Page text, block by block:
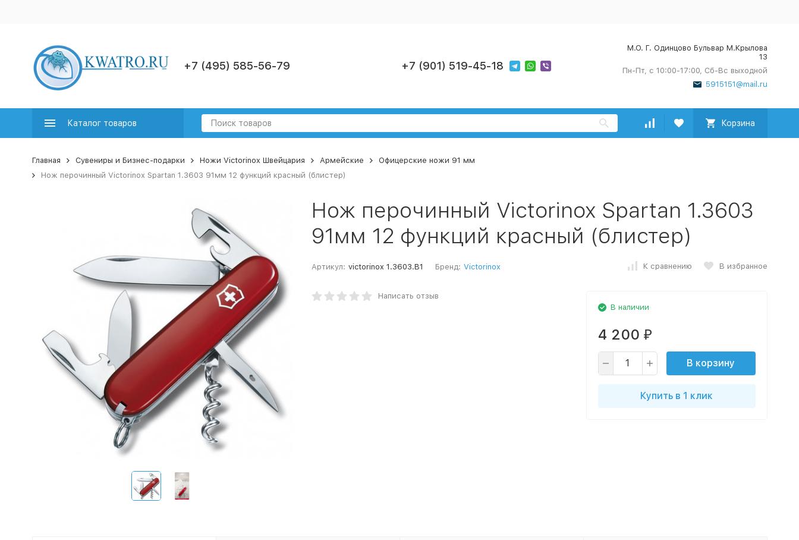
+7 (495) 585-56-79 +7 (901) 519-45-18
М.О. Г. Одинцово Бульвар М.Крылова
13
Пн-Пт, с 10:00-17:00, Сб-Вс выходной
5915151@mail.ru
Каталог товаров Корзина
Главная Сувениры и Бизнес-подарки Ножи Victorinox Швейцария Армейские
Офицерские ножи 91 мм
Нож перочинный Victorinox Spartan 1.3603 91мм 12 функций красный (блистер)
Нож перочинный Victorinox Spartan 1.3603
91мм 12 функций красный (блистер)
Артикул: victorinox 1.3603.B1 Бренд: Victorinox К сравнению В избранное
Написать отзыв
В наличии
4 200 ₽
В корзину
Купить в 1 клик